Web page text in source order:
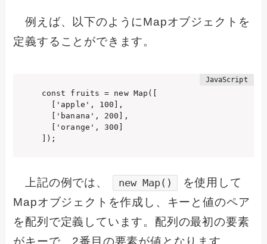
例えば、以下のようにMapオブジェクトを
定義することができます。
const fruits = new Map([
  ['apple', 100],
  ['banana', 200],
  ['orange', 300]
]);
上記の例では、 new Map()
を使用して
Mapオブジェクトを作成し、キーと値のペア
を配列で定義しています。配列の最初の要素